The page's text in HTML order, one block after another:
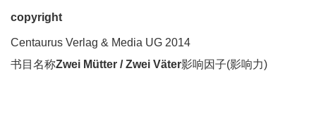
copyright
Centaurus Verlag & Media UG 2014
书目名称Zwei Mütter / Zwei Väter影响因子(影响力)